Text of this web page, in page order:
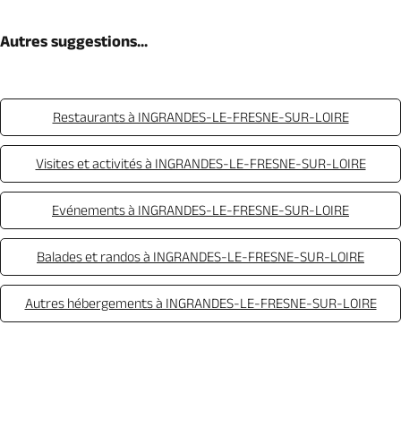
Autres suggestions...
Restaurants à INGRANDES-LE-FRESNE-SUR-LOIRE
Visites et activités à INGRANDES-LE-FRESNE-SUR-LOIRE
Evénements à INGRANDES-LE-FRESNE-SUR-LOIRE
Balades et randos à INGRANDES-LE-FRESNE-SUR-LOIRE
Autres hébergements à INGRANDES-LE-FRESNE-SUR-LOIRE